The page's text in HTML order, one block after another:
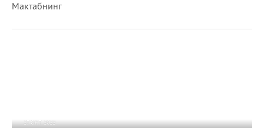
Мактабнинг
27 ОКТ 2022